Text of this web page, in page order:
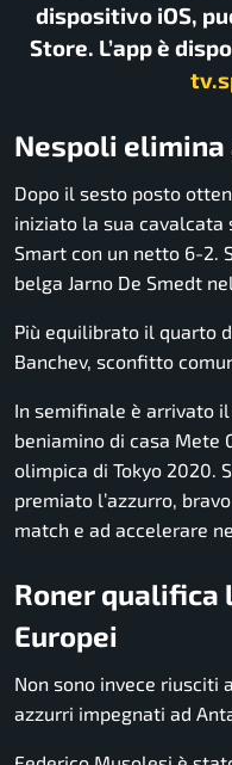
dispositivo iOS,
Store. L’app è
Nespoli elimina
Dopo il sesto posto
iniziato la sua cavalcata
Smart con un netto 6-2.
belga Jarno De Smedt
Più equilibrato il quarto
Banchev, sconfitto
In semifinale è arrivato
beniamino di casa Mete
olimpica di Tokyo 2020.
premiato l’azzurro,
match e ad accelerare
Roner qualifica
Europei
Non sono invece riusciti
azzurri impegnati ad